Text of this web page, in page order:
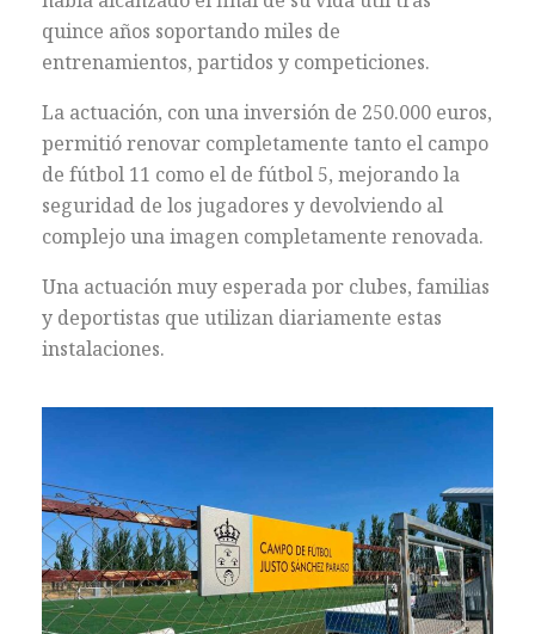
quince años soportando miles de
entrenamientos, partidos y competiciones.
La actuación, con una inversión de 250.000 euros,
permitió renovar completamente tanto el campo
de fútbol 11 como el de fútbol 5, mejorando la
seguridad de los jugadores y devolviendo al
complejo una imagen completamente renovada.
Una actuación muy esperada por clubes, familias
y deportistas que utilizan diariamente estas
instalaciones.